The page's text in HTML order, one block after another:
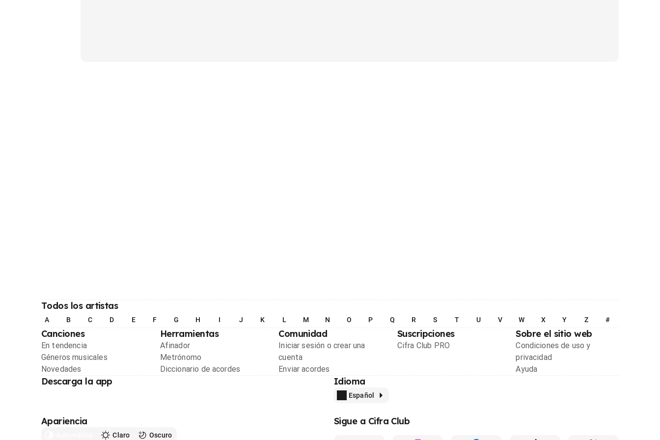
Todos los artistas
A B C D E F G H I J K L M N O P Q R S T U V W X Y Z #
Canciones
En tendencia
Géneros musicales
Novedades
Herramientas
Afinador
Metrónomo
Diccionario de acordes
Comunidad
Iniciar sesión o crear una
cuenta
Enviar acordes
Suscripciones
Cifra Club PRO
Sobre el sitio web
Condiciones de uso y
privacidad
Ayuda
Descarga la app Idioma
Español
Apariencia
Claro Oscuro
Sigue a Cifra Club